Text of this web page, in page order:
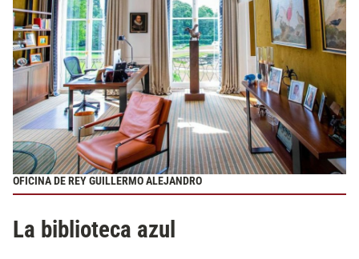
OFICINA DE REY GUILLERMO ALEJANDRO
La biblioteca azul